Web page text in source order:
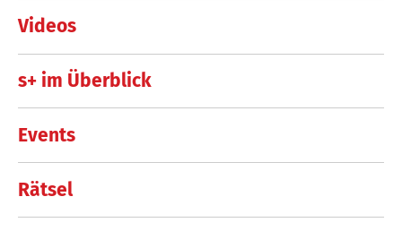
Videos
s+ im Überblick
Events
Rätsel